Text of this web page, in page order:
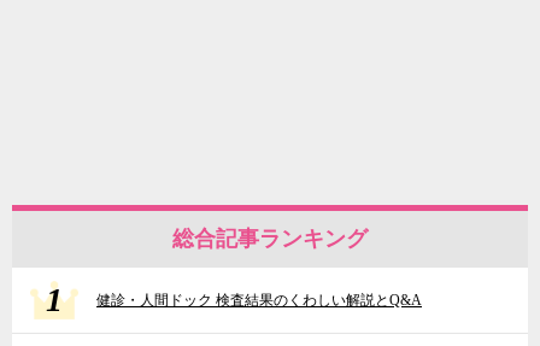
総合記事ランキング
1 健診・人間ドック 検査結果のくわしい解説とQ&A